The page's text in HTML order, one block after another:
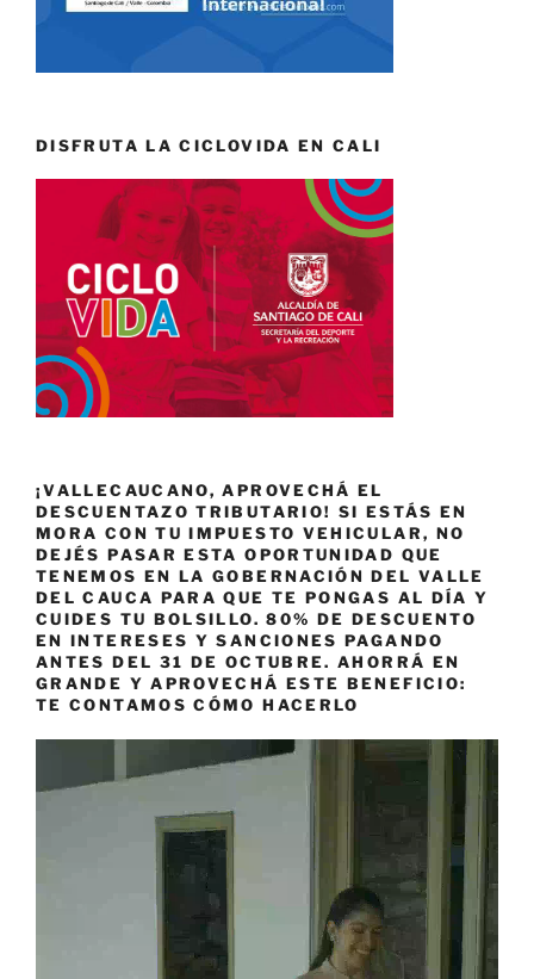
DISFRUTA LA CICLOVIDA EN CALI
¡VALLECAUCANO, APROVECHÁ EL
DESCUENTAZO TRIBUTARIO! SI ESTÁS EN
MORA CON TU IMPUESTO VEHICULAR, NO
DEJÉS PASAR ESTA OPORTUNIDAD QUE
TENEMOS EN LA GOBERNACIÓN DEL VALLE
DEL CAUCA PARA QUE TE PONGAS AL DÍA Y
CUIDES TU BOLSILLO. 80% DE DESCUENTO
EN INTERESES Y SANCIONES PAGANDO
ANTES DEL 31 DE OCTUBRE. AHORRÁ EN
GRANDE Y APROVECHÁ ESTE BENEFICIO:
TE CONTAMOS CÓMO HACERLO